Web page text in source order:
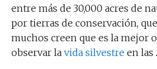
entre más de 30,000 acres de
por tierras de conservación,
muchos creen que es la mejor
observar la vida silvestreen las